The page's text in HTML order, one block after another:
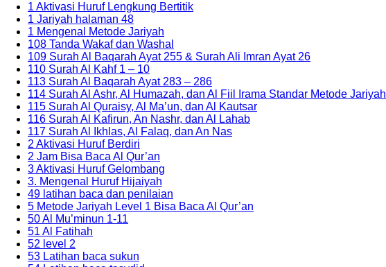
1 Aktivasi Huruf Lengkung Bertitik
1 Jariyah halaman 48
1 Mengenal Metode Jariyah
108 Tanda Wakaf dan Washal
109 Surah Al Baqarah Ayat 255 & Surah Ali Imran Ayat 26
110 Surah Al Kahf 1 – 10
113 Surah Al Baqarah Ayat 283 – 286
114 Surah Al Ashr, Al Humazah, dan Al Fiil Irama Standar Metode Jariyah
115 Surah Al Quraisy, Al Ma’un, dan Al Kautsar
116 Surah Al Kafirun, An Nashr, dan Al Lahab
117 Surah Al Ikhlas, Al Falaq, dan An Nas
2 Aktivasi Huruf Berdiri
2 Jam Bisa Baca Al Qur’an
3 Aktivasi Huruf Gelombang
3. Mengenal Huruf Hijaiyah
49 latihan baca dan penilaian
5 Metode Jariyah Level 1 Bisa Baca Al Qur’an
50 Al Mu’minun 1-11
51 Al Fatihah
52 level 2
53 Latihan baca sukun